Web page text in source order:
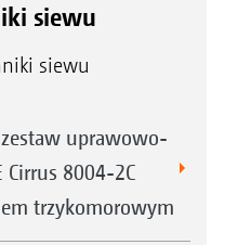
siewu
siewu
uprawowo-
Cirrus 8004-2C
trzykomorowym